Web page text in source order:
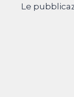
Le